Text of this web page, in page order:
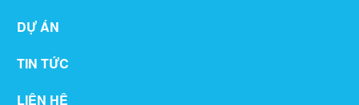
DỰ ÁN
TIN TỨC
LIÊN HỆ